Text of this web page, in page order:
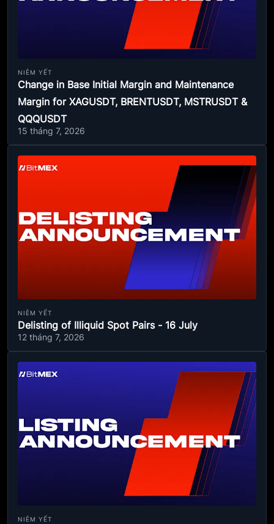
NIÊM YẾT
Change in Base Initial Margin and Maintenance
Margin for XAGUSDT, BRENTUSDT, MSTRUSDT &
QQQUSDT
15 tháng 7, 2026
NIÊM YẾT
Delisting of Illiquid Spot Pairs - 16 July
12 tháng 7, 2026
NIÊM YẾT